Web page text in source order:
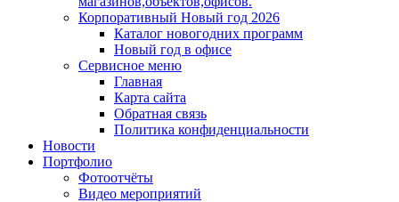
Корпоративный Новый год 2026
Каталог новогодних программ
Новый год в офисе
Сервисное меню
Главная
Карта сайта
Обратная связь
Политика конфиденциальности
Новости
Портфолио
Фотоотчёты
Видео мероприятий